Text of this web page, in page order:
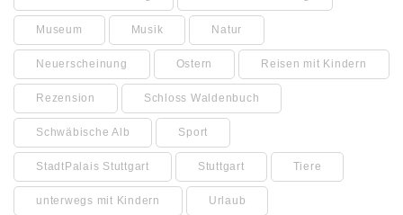
Museum Musik Natur
Neuerscheinung Ostern Reisen mit Kindern
Rezension Schloss Waldenbuch
Schwäbische Alb Sport
StadtPalais Stuttgart Stuttgart Tiere
unterwegs mit Kindern Urlaub